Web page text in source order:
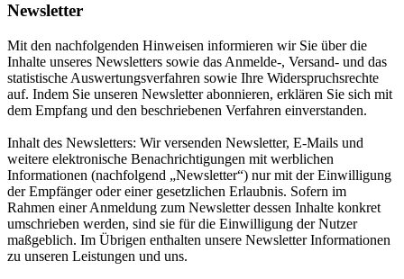
Newsletter
Mit den nachfolgenden Hinweisen informieren wir Sie über die
Inhalte unseres Newsletters sowie das Anmelde-, Versand- und das
statistische Auswertungsverfahren sowie Ihre Widerspruchsrechte
auf. Indem Sie unseren Newsletter abonnieren, erklären Sie sich mit
dem Empfang und den beschriebenen Verfahren einverstanden.
Inhalt des Newsletters: Wir versenden Newsletter, E-Mails und
weitere elektronische Benachrichtigungen mit werblichen
Informationen (nachfolgend „Newsletter“) nur mit der Einwilligung
der Empfänger oder einer gesetzlichen Erlaubnis. Sofern im
Rahmen einer Anmeldung zum Newsletter dessen Inhalte konkret
umschrieben werden, sind sie für die Einwilligung der Nutzer
maßgeblich. Im Übrigen enthalten unsere Newsletter Informationen
zu unseren Leistungen und uns.